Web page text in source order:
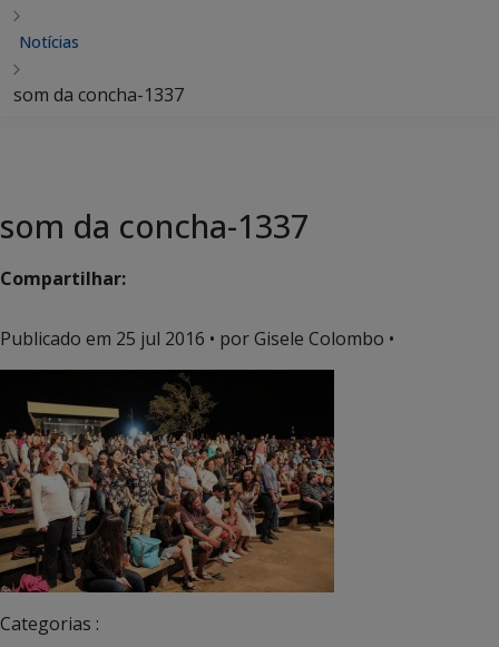
Notícias
som da concha-1337
som da concha-1337
Compartilhar:
Publicado em 25 jul 2016 • por Gisele Colombo •
Categorias :